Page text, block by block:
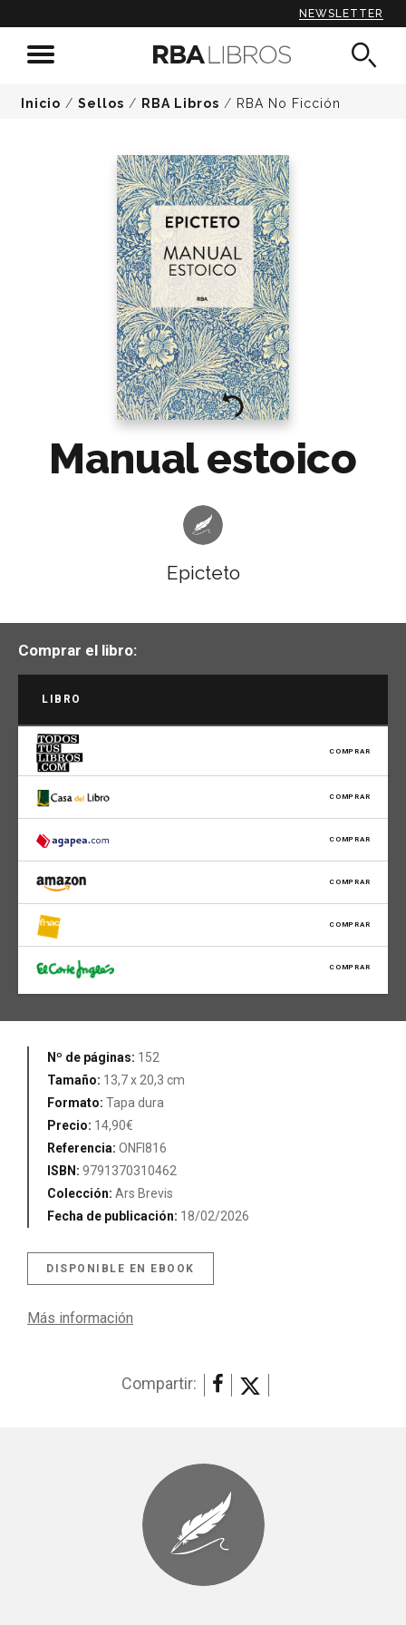
NEWSLETTER
Inicio / Sellos / RBA Libros / RBA No Ficción
Manual estoico
Epicteto
Comprar el libro:
LIBRO
COMPRAR
COMPRAR
COMPRAR
COMPRAR
COMPRAR
COMPRAR
Nº de páginas: 152
Tamaño: 13,7 x 20,3 cm
Formato: Tapa dura
Precio: 14,90€
Referencia: ONFI816
ISBN: 9791370310462
Colección: Ars Brevis
Fecha de publicación: 18/02/2026
DISPONIBLE EN EBOOK
Más información
Compartir: